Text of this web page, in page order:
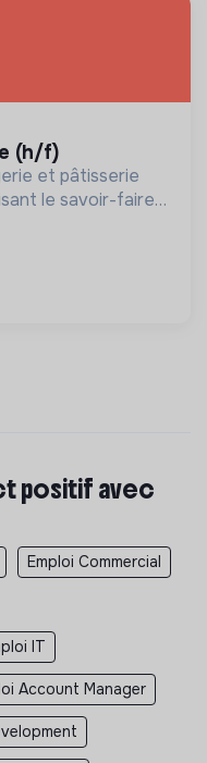
(h/f)
et pâtisserie
le savoir-faire
pour le
l'environneme...
positif avec
Emploi Commercial
IT
Account Manager